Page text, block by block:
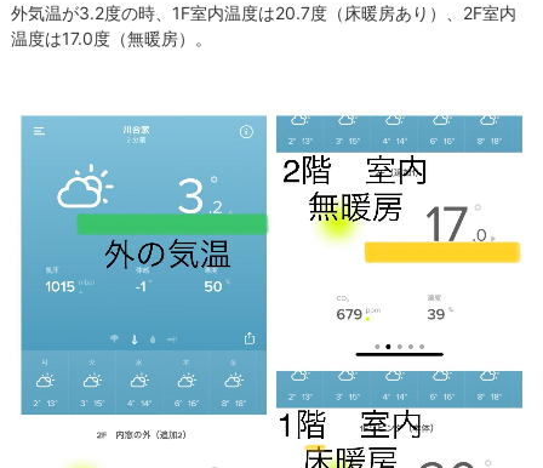
外気温が3.2度の時、1F室内温度は20.7度（床暖房あり）、2F室内
温度は17.0度（無暖房）。